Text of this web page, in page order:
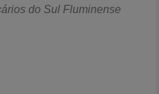
do Sul Fluminense